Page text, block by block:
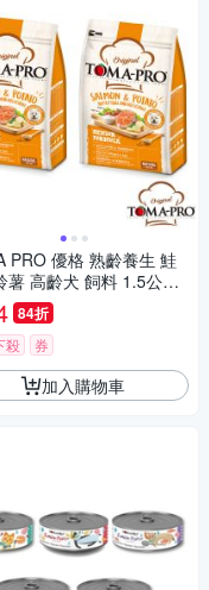
PRO 優格 熟齡養生 鮭
薯 高齡犬 飼料 1.5公斤
84折
殺 券
加入購物車